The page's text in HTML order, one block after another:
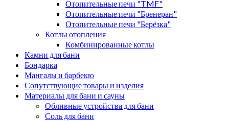
Отопительные печи "TMF"
Отопительные печи "Бренеран"
Отопительные печи "Берёзка"
Котлы отопления
Комбинированные котлы
Камни для бани
Бондарка
Мангалы и барбекю
Сопутствующие товары и изделия
Материалы для бани и сауны
Обливные устройства для бани
Соль для бани